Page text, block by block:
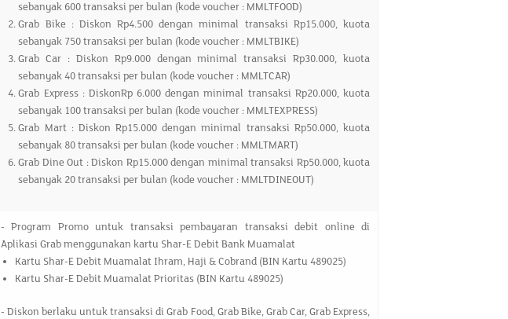
sebanyak 600 transaksi per bulan (kode voucher : MMLTFOOD)
Grab Bike : Diskon Rp4.500 dengan minimal transaksi Rp15.000, kuota
sebanyak 750 transaksi per bulan (kode voucher : MMLTBIKE)
Grab Car : Diskon Rp9.000 dengan minimal transaksi Rp30.000, kuota
sebanyak 40 transaksi per bulan (kode voucher : MMLTCAR)
Grab Express : DiskonRp 6.000 dengan minimal transaksi Rp20.000, kuota
sebanyak 100 transaksi per bulan (kode voucher : MMLTEXPRESS)
Grab Mart : Diskon Rp15.000 dengan minimal transaksi Rp50.000, kuota
sebanyak 80 transaksi per bulan (kode voucher : MMLTMART)
Grab Dine Out : Diskon Rp15.000 dengan minimal transaksi Rp50.000, kuota
sebanyak 20 transaksi per bulan (kode voucher : MMLTDINEOUT)
- Program Promo untuk transaksi pembayaran transaksi debit online di
Aplikasi Grab menggunakan kartu Shar-E Debit Bank Muamalat
Kartu Shar-E Debit Muamalat Ihram, Haji & Cobrand (BIN Kartu 489025)
Kartu Shar-E Debit Muamalat Prioritas (BIN Kartu 489025)
- Diskon berlaku untuk transaksi di Grab Food, Grab Bike, Grab Car, Grab Express,